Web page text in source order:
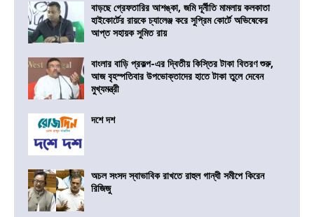
বাড়ছে গ্রেফতারির আশঙ্কা, জমি দূর্নীতি মামলায় কলকাতা
হাইকোর্টের রায়কে চ্যালেঞ্জ করে সুপ্রিম কোর্টে অভিষেকের
আপ্ত সহায়ক সুমিত রায়
বাংলার বাড়ি প্রকল্প-এর দ্বিতীয় কিস্তির টাকা বিতরণ শুরু,
আজ বৃহস্পতিবার উপভোক্তাদের হাতে টাকা তুলে দেবেন
মুখ্যমন্ত্রী
দশে দশ
অচল সংসদ স্বাভাবিক রাখতে রাহুল গান্ধী সমীপে কিরেন
রিজিজু